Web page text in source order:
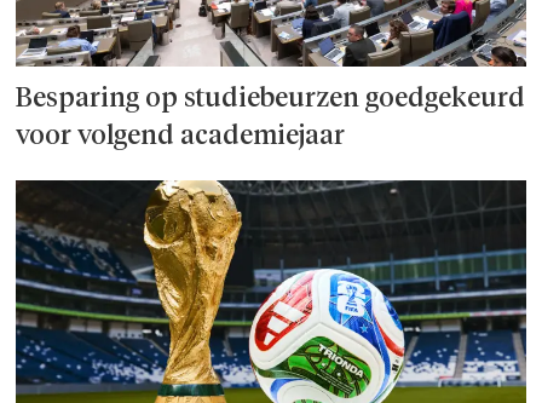
Besparing op studie­beurzen goed­ge­keurd
voor volgend academiejaar